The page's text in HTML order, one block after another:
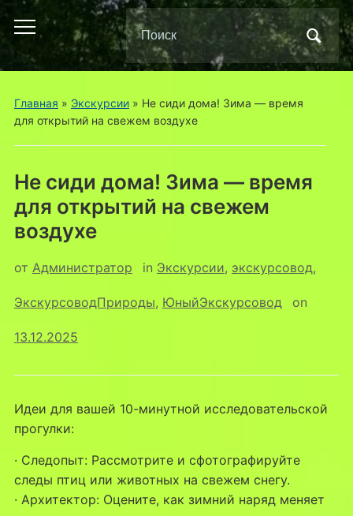
Переключить
мобильное
меню
Поиск
по:
Главная » Экскурсии» Не сиди дома! Зима — время
для открытий на свежем воздухе
Не сиди дома! Зима — время
для открытий на свежем
воздухе
от Администратор in Экскурсии, экскурсовод,
ЭкскурсоводПрироды, ЮныйЭкскурсовод on
13.12.2025
Идеи для вашей 10-минутной исследовательской
прогулки:
· Следопыт: Рассмотрите и сфотографируйте
следы птиц или животных на свежем снегу.
· Архитектор: Оцените, как зимний наряд меняет